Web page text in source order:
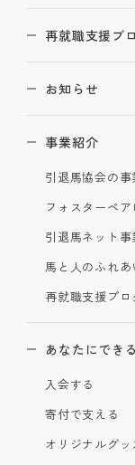
再就職支援ブ
お知らせ
事業紹介
引退馬協会の事
フォスターペ
引退馬ネット事
馬と人のふれあ
再就職支援プロ
あなたにでき
入会する
寄付で支える
オリジナルグッ